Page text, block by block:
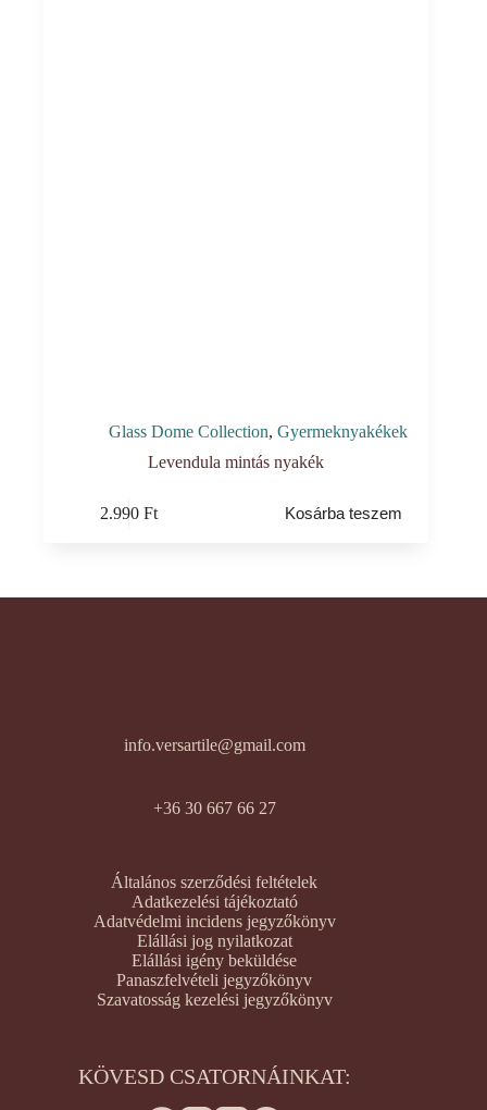
Glass Dome Collection, Gyermeknyakékek
Levendula mintás nyakék
2.990Ft Kosárba teszem
info.versartile@gmail.com
+36 30 667 66 27
Általános szerződési feltételek
Adatkezelési tájékoztató
Adatvédelmi incidens jegyzőkönyv
Elállási jog nyilatkozat
Elállási igény beküldése
Panaszfelvételi jegyzőkönyv
Szavatosság kezelési jegyzőkönyv
KÖVESD CSATORNÁINKAT: